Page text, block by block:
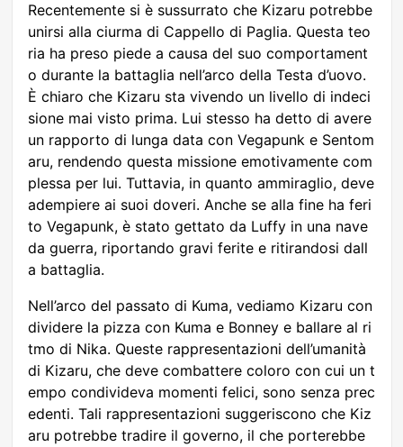
Recentemente si è sussurrato che Kizaru potrebbe
unirsi alla ciurma di Cappello di Paglia. Questa teo
ria ha preso piede a causa del suo comportament
o durante la battaglia nell’arco della Testa d’uovo.
È chiaro che Kizaru sta vivendo un livello di indeci
sione mai visto prima. Lui stesso ha detto di avere
un rapporto di lunga data con Vegapunk e Sentom
aru, rendendo questa missione emotivamente com
plessa per lui. Tuttavia, in quanto ammiraglio, deve
adempiere ai suoi doveri. Anche se alla fine ha feri
to Vegapunk, è stato gettato da Luffy in una nave
da guerra, riportando gravi ferite e ritirandosi dall
a battaglia.
Nell’arco del passato di Kuma, vediamo Kizaru con
dividere la pizza con Kuma e Bonney e ballare al ri
tmo di Nika. Queste rappresentazioni dell’umanità
di Kizaru, che deve combattere coloro con cui un t
empo condivideva momenti felici, sono senza prec
edenti. Tali rappresentazioni suggeriscono che Kiz
aru potrebbe tradire il governo, il che porterebbe